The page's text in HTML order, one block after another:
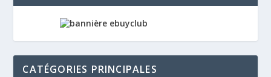
CATÉGORIES PRINCIPALES